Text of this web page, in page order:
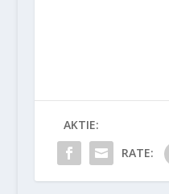
AKTIE:
RATE: